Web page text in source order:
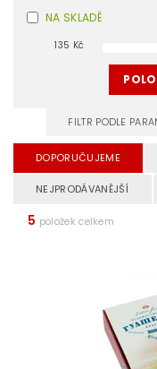
NA SKLADĚ
135 Kč
FILTR PODLE
DOPORUČUJEME
NEJPRODÁVANĚJŠÍ
5 položek celkem